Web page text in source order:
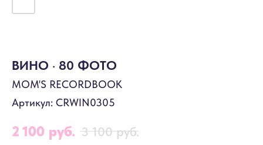
ВИНО · 80 ФОТО
MOM'S RECORDBOOK
Артикул: CRWIN0305
2 100 руб. 3 100 руб.